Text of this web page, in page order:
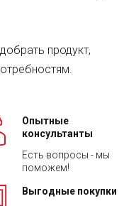
продукт,
Опытные
консультанты
Есть вопросы - мы
поможем!
Выгодные покупки